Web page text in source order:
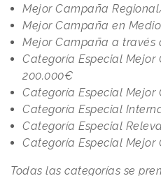
Mejor Campaña
Mejor Campaña en
Mejor Campaña a través
Categoría Especial
200.000€
Categoría Especial Mejor
Categoría Especial
Categoría Especial
Categoría Especial Mejor
Todas las categorías se